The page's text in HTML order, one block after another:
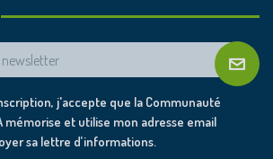
j'accepte que la Communauté
mémorise et utilise mon adresse email
sa lettre d’informations.